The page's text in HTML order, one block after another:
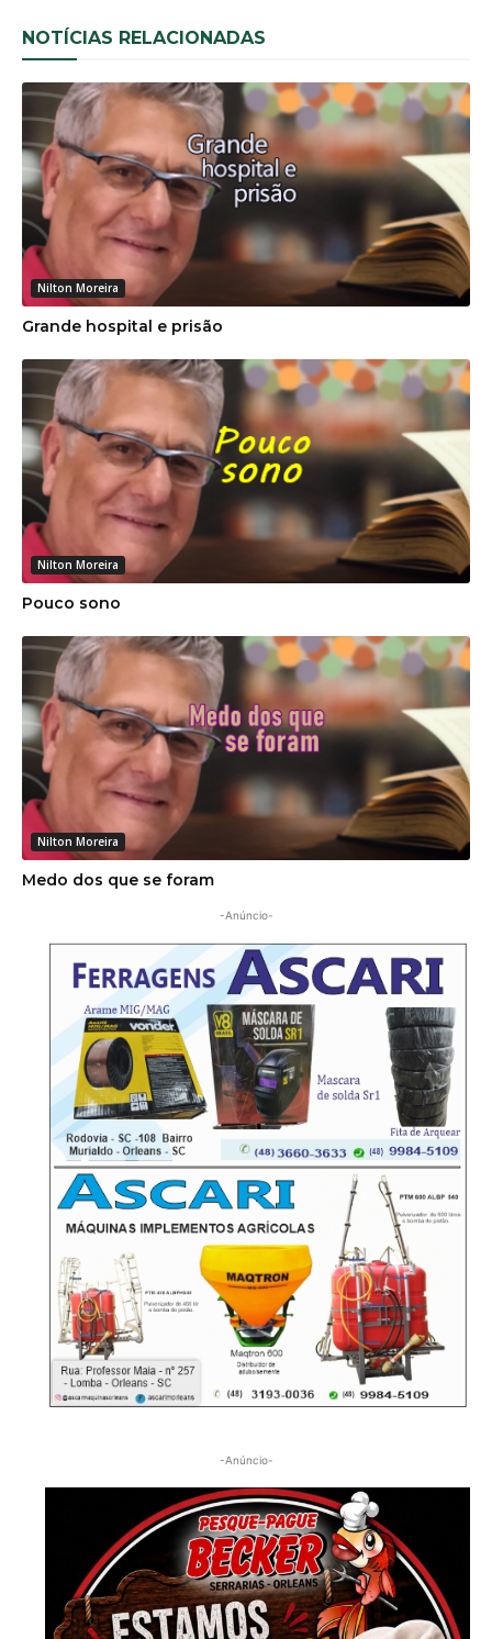
NOTÍCIAS RELACIONADAS
Nilton Moreira
Grande hospital e prisão
Nilton Moreira
Pouco sono
Nilton Moreira
Medo dos que se foram
-Anúncio-
-Anúncio-